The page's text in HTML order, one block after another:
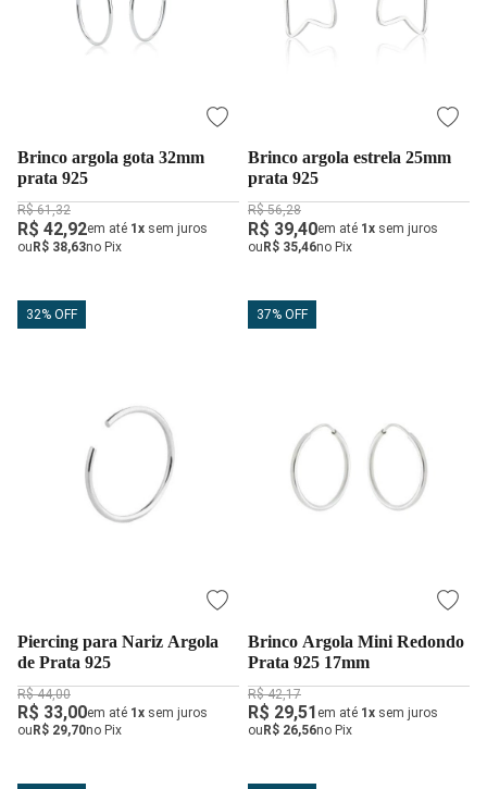
Brinco argola gota 32mm
prata 925
R$ 61,32
R$ 42,92em até 1x sem juros
ouR$ 38,63no Pix
Brinco argola estrela 25mm
prata 925
R$ 56,28
R$ 39,40em até 1x sem juros
ouR$ 35,46no Pix
32% OFF
Piercing para Nariz Argola
de Prata 925
R$ 44,00
R$ 33,00em até 1x sem juros
ou R$ 29,70no Pix
37% OFF
Brinco Argola Mini Redondo
Prata 925 17mm
R$ 42,17
R$ 29,51 em até 1x sem juros
ou R$ 26,56no Pix